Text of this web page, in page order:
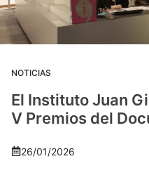
NOTICIAS
El Instituto Juan
V Premios del
26/01/2026